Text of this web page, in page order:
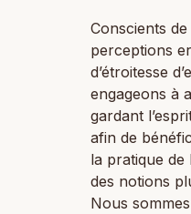
Conscients
perceptions
d’étroitesse
engageons à
gardant
afin de
la pratique de
des notions
Nous